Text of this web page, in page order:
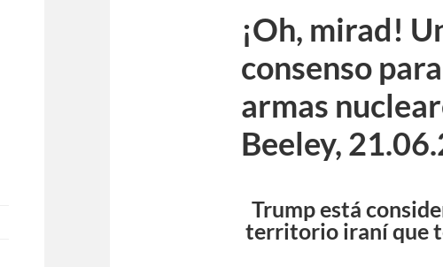
¡Oh, mirad!
consenso
armas
Beeley,
Trump está
territorio iraní que